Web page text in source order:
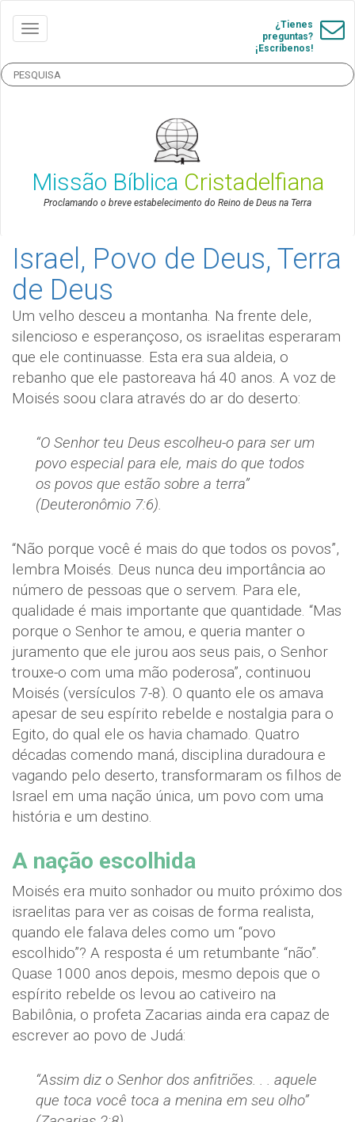
¿Tienes
preguntas?
¡Escríbenos!
Missão Bíblica Cristadelfiana
Proclamando o breve estabelecimento do Reino de Deus na Terra
Israel, Povo de Deus, Terra
de Deus
Um velho desceu a montanha. Na frente dele,
silencioso e esperançoso, os israelitas esperaram
que ele continuasse. Esta era sua aldeia, o
rebanho que ele pastoreava há 40 anos. A voz de
Moisés soou clara através do ar do deserto:
“O Senhor teu Deus escolheu-o para ser um
povo especial para ele, mais do que todos
os povos que estão sobre a terra”
(Deuteronômio 7:6).
“Não porque você é mais do que todos os povos”,
lembra Moisés. Deus nunca deu importância ao
número de pessoas que o servem. Para ele,
qualidade é mais importante que quantidade. “Mas
porque o Senhor te amou, e queria manter o
juramento que ele jurou aos seus pais, o Senhor
trouxe-o com uma mão poderosa”, continuou
Moisés (versículos 7-8). O quanto ele os amava
apesar de seu espírito rebelde e nostalgia para o
Egito, do qual ele os havia chamado. Quatro
décadas comendo maná, disciplina duradoura e
vagando pelo deserto, transformaram os filhos de
Israel em uma nação única, um povo com uma
história e um destino.
A nação escolhida
Moisés era muito sonhador ou muito próximo dos
israelitas para ver as coisas de forma realista,
quando ele falava deles como um “povo
escolhido”? A resposta é um retumbante “não”.
Quase 1000 anos depois, mesmo depois que o
espírito rebelde os levou ao cativeiro na
Babilônia, o profeta Zacarias ainda era capaz de
escrever ao povo de Judá:
“Assim diz o Senhor dos anfitriões. . . aquele
que toca você toca a menina em seu olho”